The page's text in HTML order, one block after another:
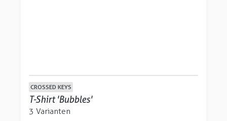
CROSSED KEYS
T-Shirt 'Bubbles'
3 Varianten